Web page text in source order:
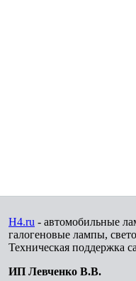
H4.ru - автомобильные
галогеновые лампы,
Техническая поддержка
ИП Левченко В.В.